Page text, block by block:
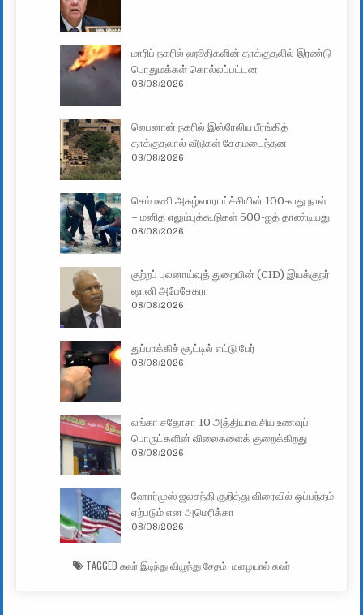
மாரிப் நகரில் ஹூதிகளின் தாக்குதலில் இரண்டு
பொதுமக்கள் கொல்லப்பட்டன
08/08/2026
லெபனான் நகரில் இஸ்ரேலிய பீரங்கித்
தாக்குதலால் வீடுகள் சேதமடைந்தன
08/08/2026
செம்மணி அகழ்வாராய்ச்சியின் 100-வது நாள்
– மனித எலும்புக்கூடுகள் 500-ஐத் தாண்டியது
08/08/2026
குற்றப் புலனாய்வுத் துறையின் (CID) இயக்குநர்
ஷானி அபேசேகரா
08/08/2026
துப்பாக்கிச் சூட்டில் எட்டு பேர்
08/08/2026
லங்கா சதோசா 10 அத்தியாவசிய உணவுப்
பொருட்களின் விலைகளைக் குறைக்கிறது
08/08/2026
ஹோர்முஸ் ஜலசந்தி குறித்து விரைவில் ஒப்பந்தம்
ஏற்படும் என அமெரிக்கா
08/08/2026
TAGGED சுவர் இடிந்து விழுந்து சேதம் மழையால் சுவர்